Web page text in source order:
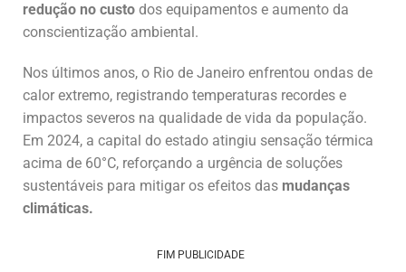
redução no custo dos equipamentos e aumento da
conscientização ambiental.
Nos últimos anos, o Rio de Janeiro enfrentou ondas de
calor extremo, registrando temperaturas recordes e
impactos severos na qualidade de vida da população.
Em 2024, a capital do estado atingiu sensação térmica
acima de 60°C, reforçando a urgência de soluções
sustentáveis para mitigar os efeitos das mudanças
climáticas.
FIM PUBLICIDADE